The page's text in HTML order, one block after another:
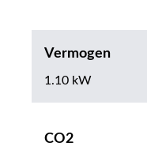
Vermogen
1.10 kW
CO2